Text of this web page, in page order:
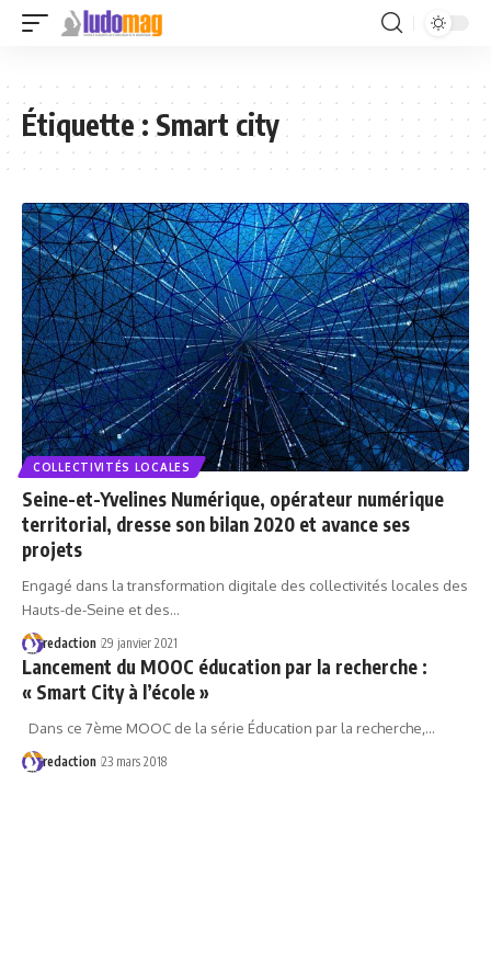
Étiquette :Smart city
COLLECTIVITÉS LOCALES
Seine-et-Yvelines Numérique, opérateur numérique
territorial, dresse son bilan 2020 et avance ses
projets
Engagé dans la transformation digitale des collectivités locales des
Hauts-de-Seine et des…
redaction 29 janvier 2021
Lancement du MOOC éducation par la recherche :
« Smart City à l’école »
Dans ce 7ème MOOC de la série Éducation par la recherche,…
redaction 23 mars 2018